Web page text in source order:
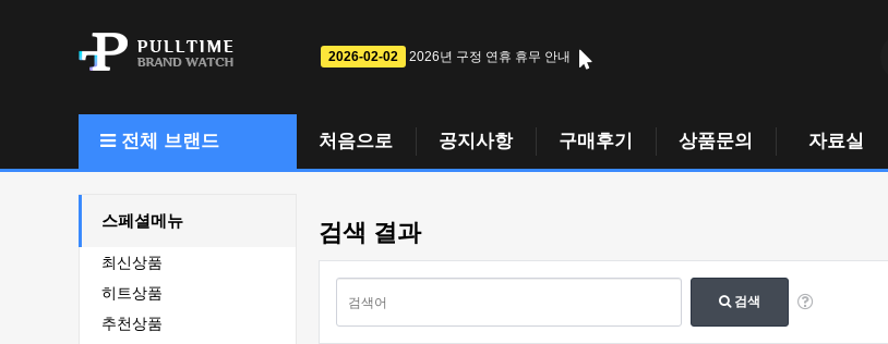
2026-02-02 2026년 구정 연휴 휴무 안내
전체 브랜드 처음으로 공지사항 구매후기 상품문의 자료실
스페셜메뉴
최신상품
히트상품
추천상품
검색 결과
검색